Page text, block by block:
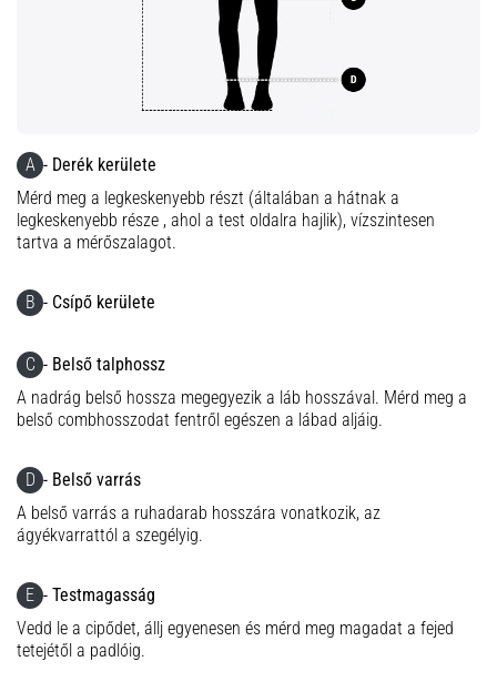
a
talpi
bőnye
gyulladása
megjelenítése
A - Derék kerülete
Mérd meg a legkeskenyebb részt (általában a hátnak a
legkeskenyebb része , ahol a test oldalra hajlik), vízszintesen
tartva a mérőszalagot.
B - Csípő kerülete
C - Belső talphossz
A nadrág belső hossza megegyezik a láb hosszával. Mérd meg a
belső combhosszodat fentről egészen a lábad aljáig.
D - Belső varrás
A belső varrás a ruhadarab hosszára vonatkozik, az
ágyékvarrattól a szegélyig.
E - Testmagasság
Vedd le a cipődet, állj egyenesen és mérd meg magadat a fejed
tetejétől a padlóig.